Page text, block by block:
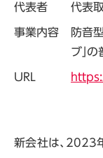
代表者 代表
事業内容
防音
ブ」
URL
新会社は、2023